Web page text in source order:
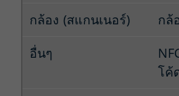
กล้อง (สแกนเนอร์)
กล้
อื่นๆ
โค้